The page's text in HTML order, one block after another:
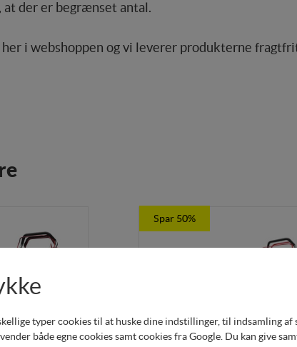
der er begrænset antal.
i webshoppen og vi leverer produkterne
Spar 50%
typer cookies til at huske dine indstillinger, til indsamling af
både egne cookies samt cookies fra Google. Du kan give